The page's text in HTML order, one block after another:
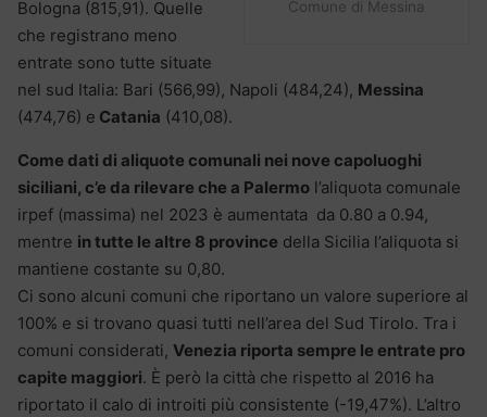
Comune di Messina
Bologna (815,91). Quelle
che registrano meno
entrate sono tutte situate
nel sud Italia: Bari (566,99), Napoli (484,24), Messina
(474,76) e Catania (410,08).
Come dati di aliquote comunali nei nove capoluoghi
siciliani, c’e da rilevare che a Palermo l’aliquota comunale
irpef (massima) nel 2023 è aumentata da 0.80 a 0.94,
mentre in tutte le altre 8 province della Sicilia l’aliquota si
mantiene costante su 0,80.
Ci sono alcuni comuni che riportano un valore superiore al
100% e si trovano quasi tutti nell’area del Sud Tirolo. Tra i
comuni considerati, Venezia riporta sempre le entrate pro
capite maggiori. È però la città che rispetto al 2016 ha
riportato il calo di introiti più consistente (-19,47%). L’altro